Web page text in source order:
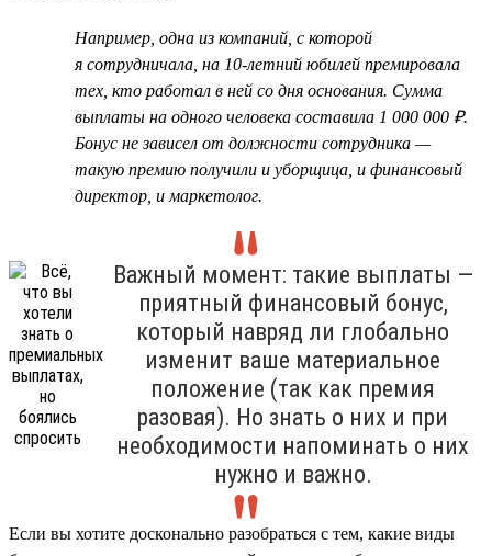
Например, одна из компаний, с которой
я сотрудничала, на 10-летний юбилей премировала
тех, кто работал в ней со дня основания. Сумма
выплаты на одного человека составила 1 000 000 ₽.
Бонус не зависел от должности сотрудника —
такую премию получили и уборщица, и финансовый
директор, и маркетолог.
Важный момент: такие выплаты —
приятный финансовый бонус,
который навряд ли глобально
изменит ваше материальное
положение (так как премия
разовая). Но знать о них и при
необходимости напоминать о них
нужно и важно.
Если вы хотите досконально разобраться с тем, какие виды